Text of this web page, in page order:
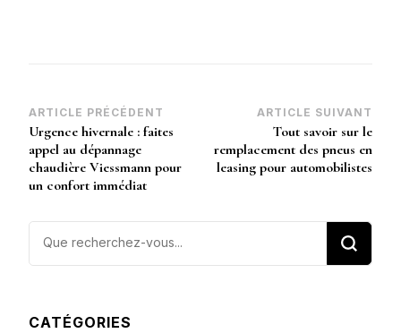
Navigation
d’article
ARTICLE PRÉCÉDENT
Urgence hivernale : faites
appel au dépannage
chaudière Viessmann pour
un confort immédiat
ARTICLE SUIVANT
Tout savoir sur le
remplacement des pneus en
leasing pour automobilistes
Vous
recherchiez
CATÉGORIES